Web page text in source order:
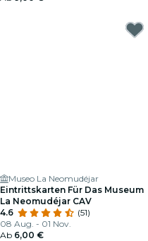
Museo La Neomudéjar
Eintrittskarten Für Das Museum
La Neomudéjar CAV
4.6
(51)
08 Aug. - 01 Nov.
Ab 6,00 €